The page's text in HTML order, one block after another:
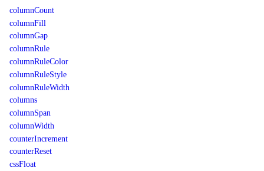
columnCount
columnFill
columnGap
columnRule
columnRuleColor
columnRuleStyle
columnRuleWidth
columns
columnSpan
columnWidth
counterIncrement
counterReset
cssFloat